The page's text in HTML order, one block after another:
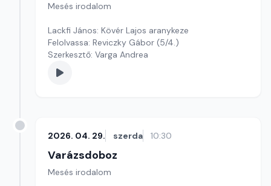
Mesés irodalom
Lackfi János: Kövér Lajos aranykeze
Felolvassa: Reviczky Gábor (5/4.)
Szerkesztő: Varga Andrea
2026. 04. 29. szerda 10:30
Varázsdoboz
Mesés irodalom